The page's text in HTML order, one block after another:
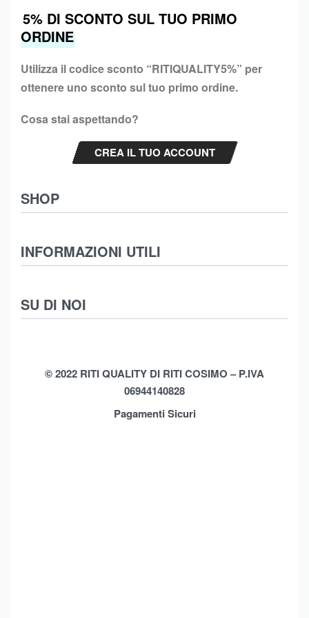
SHOP
Abbigliamento
Intimo
Moda Mare
SU DI NOI
Shop
INFORMAZIONI UTILI
Termini e Condizioni
Spedizioni
Privacy Policy
5% DI SCONTO SUL TUO PRIMO
ORDINE
Utilizza il codice sconto “RITIQUALITY5%” per
ottenere uno sconto sul tuo primo ordine.
Cosa stai aspettando?
CREA IL TUO ACCOUNT
© 2022 RITI QUALITY DI RITI COSIMO – P.IVA
06944140828
Pagamenti Sicuri